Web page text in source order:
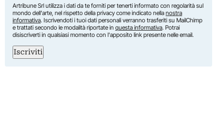
Artribune Srl utilizza i dati da te forniti per tenerti informato con regolarità sul
mondo dell'arte, nel rispetto della privacy come indicato nella nostra
informativa. Iscrivendoti i tuoi dati personali verranno trasferiti su MailChimp
e trattati secondo le modalità riportate in questa informativa. Potrai
disiscriverti in qualsiasi momento con l'apposito link presente nelle email.
Iscriviti